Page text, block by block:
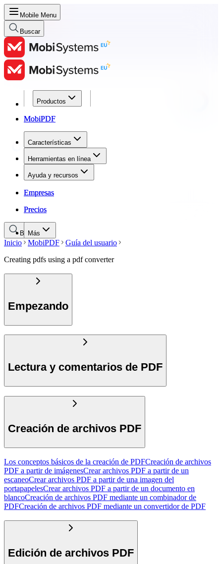
Mobile Menu
Buscar
Productos
MobiPDF
Características
Herramientas en línea
Ayuda y recursos
Empresas
Precios
Más
Productos
MobiPDF
Características
Herramientas en línea
Ayuda y recursos
Empresas
Precios
Buscar
Inicio MobiPDF
Guía del usuario
Creating pdfs using a pdf converter
Empezando
Lectura y comentarios de PDF
Creación de archivos PDF
Los conceptos básicos de la creación de PDFCreación de archivos
PDF a partir de imágenesCrear archivos PDF a partir de un
escaneoCrear archivos PDF a partir de una imagen del
portapapelesCrear archivos PDF a partir de un documento en
blancoCreación de archivos PDF mediante un combinador de
PDFCreación de archivos PDF mediante un convertidor de PDF
Edición de archivos PDF